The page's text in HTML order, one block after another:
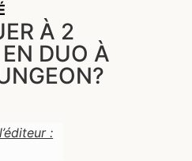
À 2
DUO À
: